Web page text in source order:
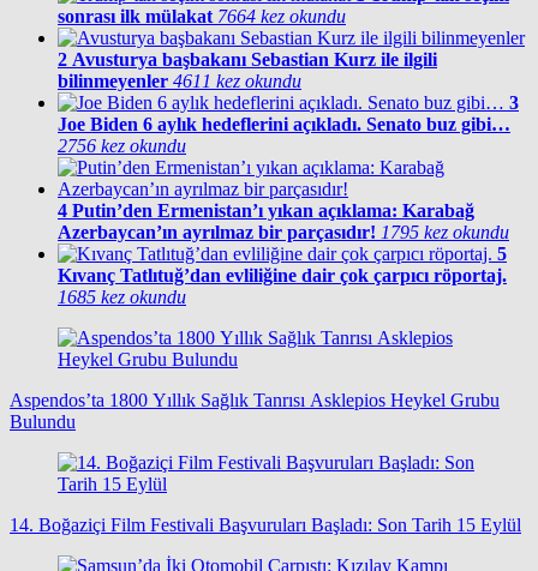
sonrası ilk mülakat 7664 kez okundu
2 Avusturya başbakanı Sebastian Kurz ile ilgili
bilinmeyenler 4611 kez okundu
3
Joe Biden 6 aylık hedeflerini açıkladı. Senato buz gibi…
2756 kez okundu
4 Putin’den Ermenistan’ı yıkan açıklama: Karabağ
Azerbaycan’ın ayrılmaz bir parçasıdır! 1795 kez okundu
5
Kıvanç Tatlıtuğ’dan evliliğine dair çok çarpıcı röportaj.
1685 kez okundu
Aspendos’ta 1800 Yıllık Sağlık Tanrısı Asklepios Heykel Grubu
Bulundu
14. Boğaziçi Film Festivali Başvuruları Başladı: Son Tarih 15 Eylül